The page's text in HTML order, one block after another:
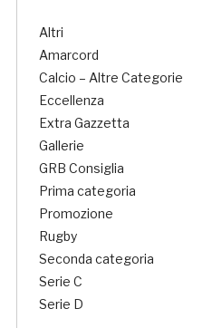
Altri
Amarcord
Calcio – Altre Categorie
Eccellenza
Extra Gazzetta
Gallerie
GRB Consiglia
Prima categoria
Promozione
Rugby
Seconda categoria
Serie C
Serie D